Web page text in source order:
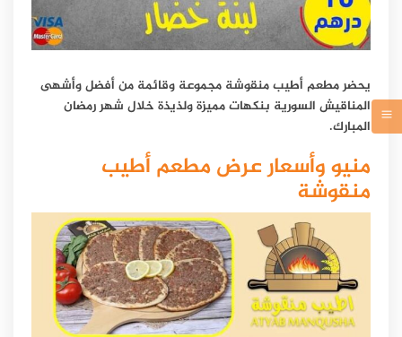
يحضر مطعم أطيب منقوشة مجموعة وقائمة من أفضل وأشهى
المناقيش السورية بنكهات مميزة ولذيذة خلال شهر رمضان
المبارك.
منيو وأسعار عرض مطعم أطيب
منقوشة